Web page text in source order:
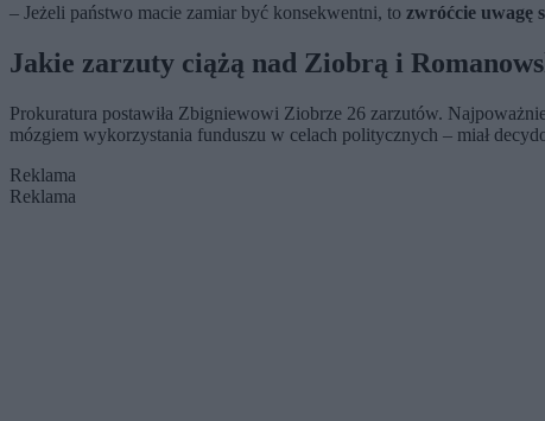
– Jeżeli państwo macie zamiar być konsekwentni, to zwróćcie uwagę
Jakie zarzuty ciążą nad Ziobrą i
Prokuratura postawiła Zbigniewowi Ziobrze 26 zarzutów.
mózgiem wykorzystania funduszu w celach politycznych – miał
Reklama
Reklama